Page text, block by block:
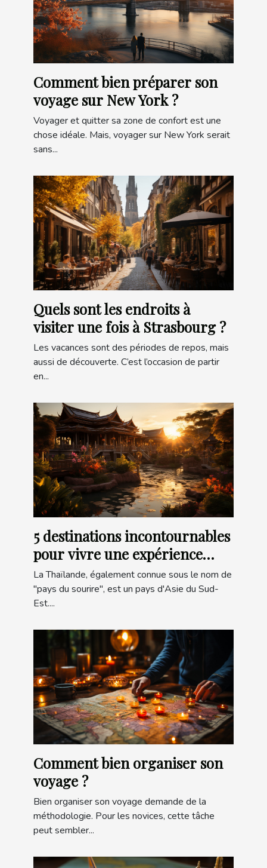
Comment bien préparer son
voyage sur New York ?
Voyager et quitter sa zone de confort est une
chose idéale. Mais, voyager sur New York serait
sans...
Quels sont les endroits à
visiter une fois à Strasbourg ?
Les vacances sont des périodes de repos, mais
aussi de découverte. C’est l’occasion de partir
en...
5 destinations incontournables
pour vivre une expérience
authentique en Thaïlande
La Thaïlande, également connue sous le nom de
"pays du sourire", est un pays d'Asie du Sud-
Est....
Comment bien organiser son
voyage ?
Bien organiser son voyage demande de la
méthodologie. Pour les novices, cette tâche
peut sembler...